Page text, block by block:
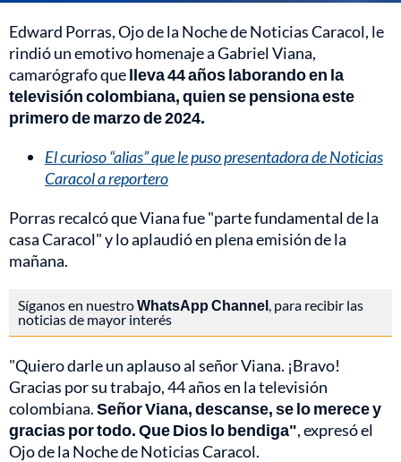
Edward Porras, Ojo de la Noche de Noticias Caracol, le
rindió un emotivo homenaje a Gabriel Viana,
camarógrafo quelleva 44 años laborando en la
televisión colombiana, quien se pensiona este
primero de marzo de 2024.
El curioso “alias” que le puso presentadora de Noticias
Caracol a reportero
Porras recalcó que Viana fue "parte fundamental de la
casa Caracol" y lo aplaudió en plena emisión de la
mañana.
Síganos en nuestroWhatsApp Channel , para recibir las
noticias de mayor interés
"Quiero darle un aplauso al señor Viana. ¡Bravo!
Gracias por su trabajo, 44 años en la televisión
colombiana.Señor Viana, descanse, se lo merece y
gracias por todo. Que Dios lo bendiga", expresó el
Ojo de la Noche de Noticias Caracol.